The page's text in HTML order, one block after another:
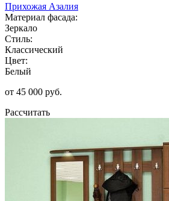
Прихожая Азалия
Материал фасада:
Зеркало
Стиль:
Классический
Цвет:
Белый
от 45 000 руб.
Рассчитать